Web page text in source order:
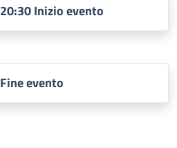
20:30 Inizio evento
Fine evento